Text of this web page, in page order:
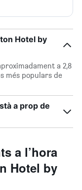
Hotel by
a 2,8
més populars de
a prop de
a l’hora
Hotel by